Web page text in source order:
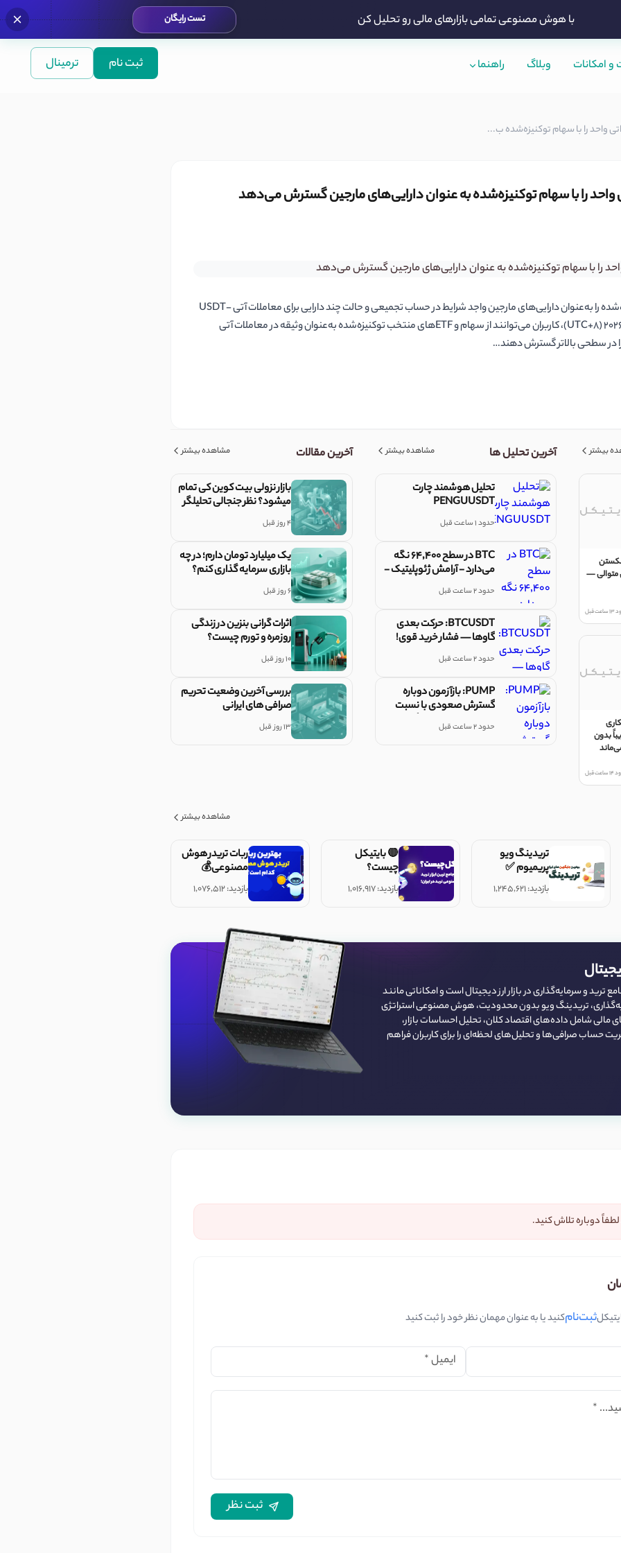
با هوش مصنوعی تمامی بازارهای مالی رو تحلیل کن تست رایگان
امکانات وبلاگ راهنما ثبت نام ترمینال
Bitget 15 سهام و ETF توکنیزه‌شده را به‌عنوان دارایی‌های مارجین واجد شرایط در حساب تجمیعی و حالت چند دارایی برای معاملات آتی USDT-
M اضافه کرده است. از 4 ژوئن 2026 (UTC+8)، کاربران می‌توانند از سهام و ETF‌های منتخب توکنیزه‌شده به‌عنوان وثیقه در معاملات آتی
در سطحی بالاتر گسترش دهند…
بیشتر
متوالی —
قبل
بدون
قبل
آخرین تحلیل ها مشاهده بیشتر
تحلیل هوشمند چارت
PENGUUSDT
حدود 1 ساعت قبل
BTC در سطح ۶۴٬۴۰۰ نگه
می‌دارد - آرامش ژئوپلیتیک -
حدود 2 ساعت قبل
BTCUSDT: حرکت بعدی
گاوها — فشار خرید قوی!
حدود 2 ساعت قبل
PUMP: بازآزمون دوباره
گسترش صعودی با نسبت
ریسک-سود بالا را تأیید
می‌کند
حدود 2 ساعت قبل
آخرین مقالات مشاهده بیشتر
بازار نزولی بیت کوین کی تمام
میشود؟ نظر جنجالی تحلیلگر
معروف
4 روز قبل
یک میلیارد تومان دارم؛ در چه
بازاری سرمایه گذاری کنم؟
6 روز قبل
اثرات گرانی بنزین در زندگی
روزمره و تورم چیست؟
10 روز قبل
بررسی آخرین وضعیت تحریم
صرافی های ایرانی
13 روز قبل
مشاهده بیشتر
تریدینگ ویو
پریمیوم ✅
بازدید: ۱,۲۴۵,۶۲۱
🔴 بایتیکل
چیست؟
بازدید: ۱,۰۱۶,۹۱۷
ربات تریدر هوش
مصنوعی💰
بازدید: ۱,۰۷۶,۵۱۲
ترید و سرمایه‌گذاری در بازار ارز دیجیتال است و امکاناتی مانند
تریدینگ ویو بدون محدودیت، هوش مصنوعی استراتژی
مالی شامل داده‌های اقتصاد کلان، تحلیل احساسات بازار،
حساب صرافی‌ها و تحلیل‌های لحظه‌ای را برای کاربران فراهم
دوباره تلاش کنید.
ثبت‌نامکنید یا به عنوان مهمان نظر خود را ثبت کنید
ایمیل*
*
ثبت نظر